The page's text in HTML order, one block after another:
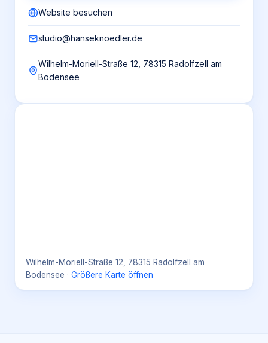
Website besuchen
studio@hanseknoedler.de
Wilhelm-Moriell-Straße 12, 78315 Radolfzell am
Bodensee
Wilhelm-Moriell-Straße 12, 78315 Radolfzell am
Bodensee · Größere Karte öffnen